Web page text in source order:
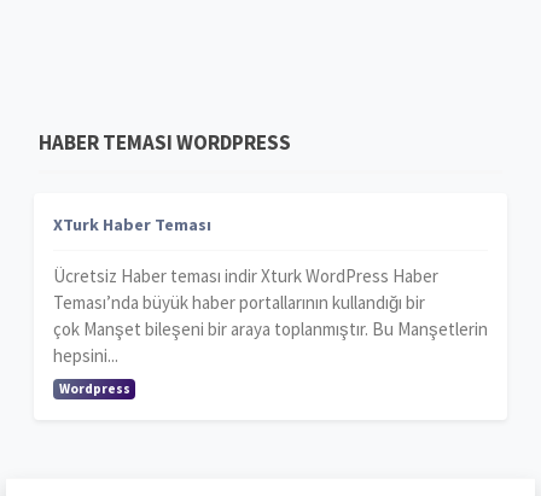
HABER TEMASI WORDPRESS
XTurk Haber Teması
Ücretsiz Haber teması indir Xturk WordPress Haber
Teması’nda büyük haber portallarının kullandığı bir
çok Manşet bileşeni bir araya toplanmıştır. Bu Manşetlerin
hepsini...
Wordpress